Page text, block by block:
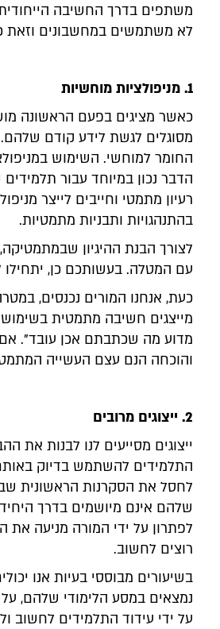
משתפים בדרך החשיבה
לא משתמשים במחשבונים וזאת
1. מניפולציות מוחשיות
כאשר מציגים בפעם הראשונה
מסוגלים לגשת לידע קודם
החומר למוחשי. השימוש
הדבר נכון במיוחד עבור
רעיון מתמטי וחייבים לייצר
בהתנהגויות ותבניות מתמטיות.
לצורך הבנת ההיגיון
עם המטלה. בעשותכם כן, יתחילו
כעת, אנחנו המורים נכנסים,
מייצגים חשיבה מתמטית
מדוע מה שכתבתם אכן עובד". אם
והוכחה הנם עצם העשייה
2. ייצוגים מרובים
ייצוגים מסייעים לנו לבנות
התלמידים להשתמש בדיוק באותם
לחסל את הסקרנות הראשונית
שלהם אינם מיושמים בדרך
לפתרון על ידי המורה מניעה את
רוצים לחשוב.
בשיעורים מבוססי בעיות אנו
נמצאים במסע הלימודי שלהם, על
על ידי עידוד התלמידים לחשוב